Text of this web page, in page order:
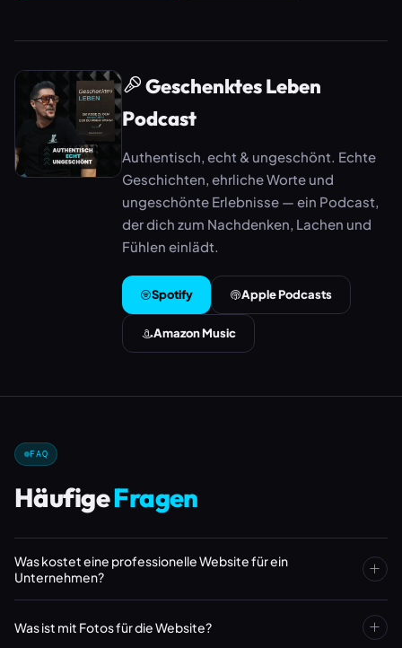
Geschenktes Leben
Podcast
Authentisch, echt & ungeschönt. Echte
Geschichten, ehrliche Worte und
ungeschönte Erlebnisse — ein Podcast,
der dich zum Nachdenken, Lachen und
Fühlen einlädt.
Spotify Apple Podcasts
Amazon Music
FAQ
HäufigeFragen
Was kostet eine professionelle Website für ein
Unternehmen?
Enthalten sind Konzept, Design, Texte, SEO-Grundoptimierung
Was ist mit Fotos für die Website?